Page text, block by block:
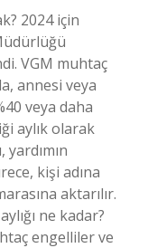
2024 için
VGM muhtaç
annesi veya
veya daha
aylık olarak
yardımın
kişi adına
aktarılır.
ne kadar?
engelliler ve